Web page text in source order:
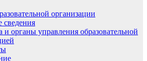
организации
и органы управления образовательной